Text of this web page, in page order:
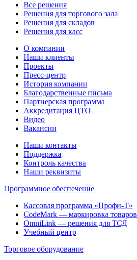
Все решения
Решения для торгового зала
Решения для складов
Решения для касс
О компании
Наши клиенты
Проекты
Пресс-центр
История компании
Благодарственные письма
Партнерская программа
Аккредитация ЦТО
Видео
Вакансии
Наши контакты
Поддержка
Контроль качества
Наши реквизиты
Программное обеспечение
Кассовая программа «Профи-Т»
CodeMark — маркировка товаров
OmniLink — решения для ТСД
Учебный центр
Торговое оборудование